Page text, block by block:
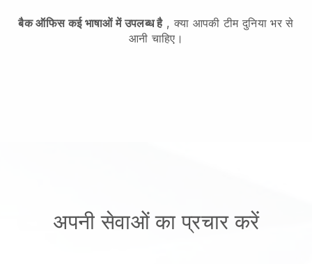
बैक ऑफिस कई भाषाओं में उपलब्ध है, क्या आपकी टीम दुनिया भर से
आनी चाहिए।
अपनी सेवाओं का प्रचार करें